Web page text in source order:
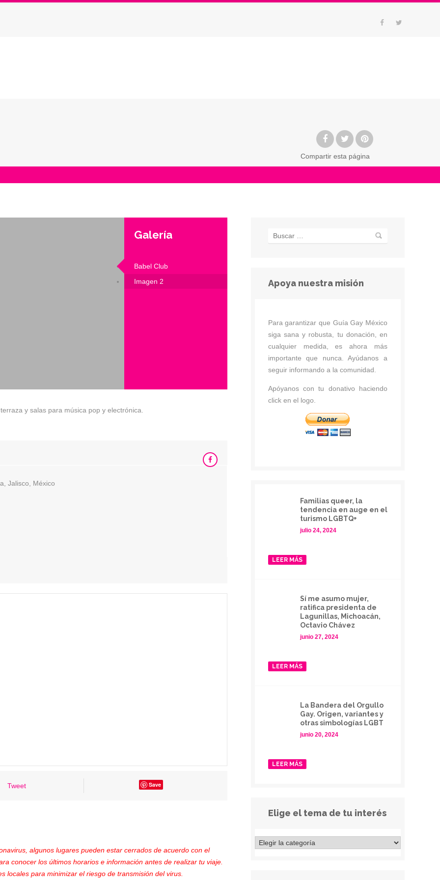
Compartir esta página
Galería
Babel Club
Imagen 2
y salas para música pop y electrónica.
Jalisco, México
Tweet Save
algunos lugares pueden estar cerrados de acuerdo con el
conocer los últimos horarios e información antes de realizar tu viaje.
locales para minimizar el riesgo de transmisión del virus.
Apoya nuestra misión
Para garantizar que Guía Gay México
siga sana y robusta, tu donación, en
cualquier medida, es ahora más
importante que nunca. Ayúdanos a
seguir informando a la comunidad.
Apóyanos con tu donativo haciendo
click en el logo.
Familias queer, la
tendencia en auge en el
turismo LGBTQ+
julio 24, 2024
LEER MÁS
Sí me asumo mujer,
ratifica presidenta de
Lagunillas, Michoacán,
Octavio Chávez
junio 27, 2024
LEER MÁS
La Bandera del Orgullo
Gay. Origen, variantes y
otras simbologías LGBT
junio 20, 2024
LEER MÁS
Elige el tema de tu interés